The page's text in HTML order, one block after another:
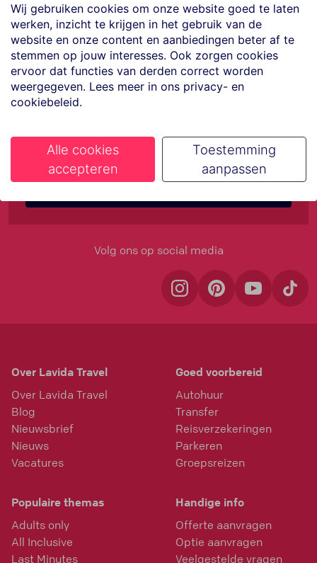
€35,- korting op je
volgende vakantie
Volg ons op social media
Over Lavida Travel
Over Lavida Travel
Blog
Nieuwsbrief
Nieuws
Vacatures
Goed voorbereid
Autohuur
Transfer
Reisverzekeringen
Parkeren
Groepsreizen
Populaire themas
Adults only
All Inclusive
Last Minutes
Handige info
Offerte aanvragen
Optie aanvragen
Veelgestelde vragen
Wij gebruiken cookies om onze website goed te laten
werken, inzicht te krijgen in het gebruik van de
website en onze content en aanbiedingen beter af te
stemmen op jouw interesses. Ook zorgen cookies
ervoor dat functies van derden correct worden
weergegeven. Lees meer in ons privacy- en
cookiebeleid.
Alle cookies
accepteren
Toestemming
aanpassen